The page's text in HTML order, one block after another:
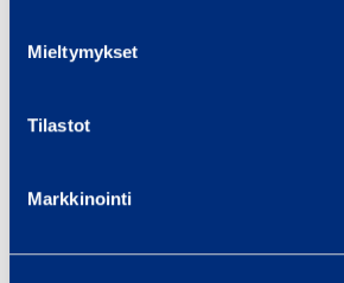
Mieltymykset
Tilastot
Markkinointi
Franciska Janzon, SVP, Marketing,